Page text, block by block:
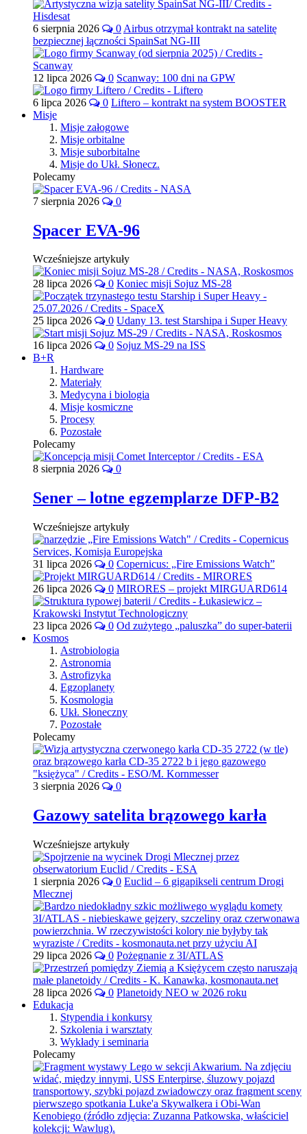
6 sierpnia 2026 0 Airbus otrzymał kontrakt na satelitę
bezpiecznej łączności SpainSat NG-III
12 lipca 2026 0 Scanway: 100 dni na GPW
6 lipca 2026 0 Liftero – kontrakt na system BOOSTER
Misje
Misje załogowe
Misje orbitalne
Misje suborbitalne
Misje do Ukł. Słonecz.
Polecamy
7 sierpnia 2026 0
Spacer EVA-96
Wcześniejsze artykuły
28 lipca 2026 0 Koniec misji Sojuz MS-28
25 lipca 2026 0 Udany 13. test Starshipa i Super Heavy
16 lipca 2026 0 Sojuz MS-29 na ISS
B+R
Hardware
Materiały
Medycyna i biologia
Misje kosmiczne
Procesy
Pozostałe
Polecamy
8 sierpnia 2026 0
Sener – lotne egzemplarze DFP-B2
Wcześniejsze artykuły
31 lipca 2026 0 Copernicus: „Fire Emissions Watch”
26 lipca 2026 0 MIRORES – projekt MIRGUARD614
23 lipca 2026 0 Od zużytego „paluszka” do super-baterii
Kosmos
Astrobiologia
Astronomia
Astrofizyka
Egzoplanety
Kosmologia
Ukł. Słoneczny
Pozostałe
Polecamy
3 sierpnia 2026 0
Gazowy satelita brązowego karła
Wcześniejsze artykuły
1 sierpnia 2026 0 Euclid – 6 gigapikseli centrum Drogi
Mlecznej
29 lipca 2026 0 Pożegnanie z 3I/ATLAS
28 lipca 2026 0 Planetoidy NEO w 2026 roku
Edukacja
Stypendia i konkursy
Szkolenia i warsztaty
Wykłady i seminaria
Polecamy